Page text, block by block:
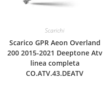
Scarichi
Scarico GPR Aeon Overland
200 2015-2021 Deeptone Atv
linea completa
CO.ATV.43.DEATV